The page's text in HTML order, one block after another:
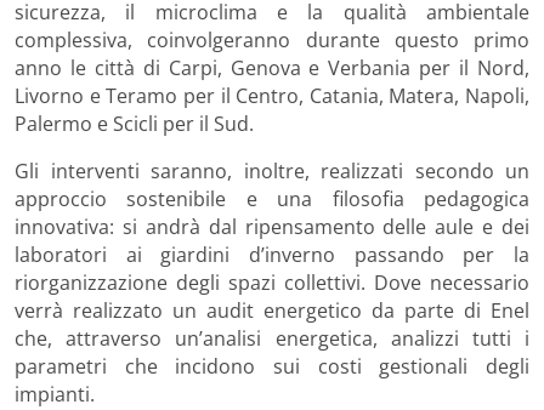
sicurezza, il microclima e la qualità ambientale
complessiva, coinvolgeranno durante questo primo
anno le città di Carpi, Genova e Verbania per il Nord,
Livorno e Teramo per il Centro, Catania, Matera, Napoli,
Palermo e Scicli per il Sud.
Gli interventi saranno, inoltre, realizzati secondo un
approccio sostenibile e una filosofia pedagogica
innovativa: si andrà dal ripensamento delle aule e dei
laboratori ai giardini d’inverno passando per la
riorganizzazione degli spazi collettivi. Dove necessario
verrà realizzato un audit energetico da parte di Enel
che, attraverso un’analisi energetica, analizzi tutti i
parametri che incidono sui costi gestionali degli
impianti.